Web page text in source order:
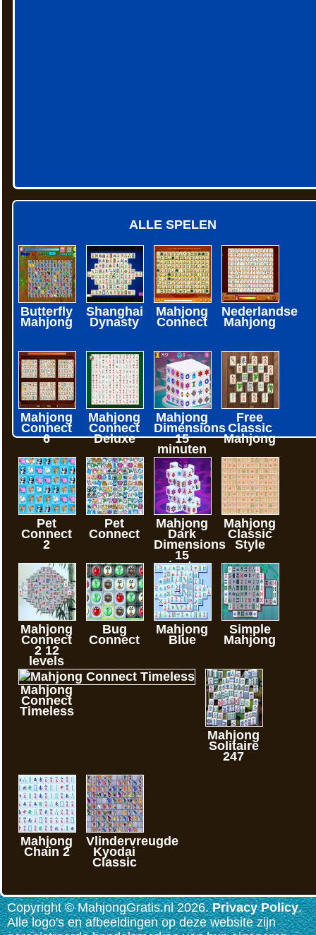
ALLE SPELEN
Butterfly
Mahjong
Shanghai
Dynasty
Mahjong
Connect
Nederlandse
Mahjong
Mahjong
Connect
6
Mahjong
Connect
Deluxe
Mahjong
Dimensions
15
minuten
Free
Classic
Mahjong
Pet
Connect
2
Pet
Connect
Mahjong
Dark
Dimensions
15
minuten
Mahjong
Classic
Style
Mahjong
Connect
2 12
levels
Bug
Connect
Mahjong
Blue
Simple
Mahjong
Mahjong
Connect
Timeless
Mahjong
Solitaire
247
Mahjong
Chain 2
Vlindervreugde
Kyodai
Classic
Copyright © MahjongGratis.nl 2026.Privacy Policy.
Alle logo's en afbeeldingen op deze website zijn